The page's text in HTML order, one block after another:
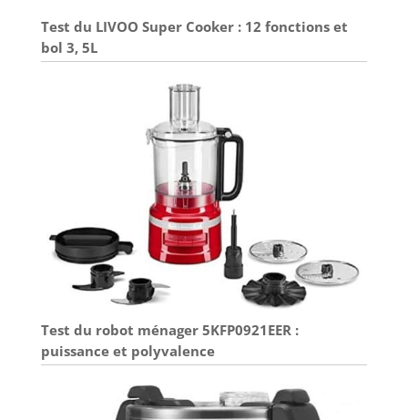
Test du LIVOO Super Cooker : 12 fonctions et
bol 3, 5L
Test du robot ménager 5KFP0921EER :
puissance et polyvalence